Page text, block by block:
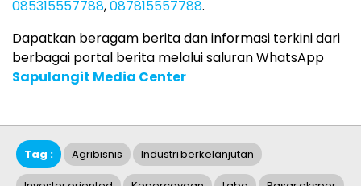
085315557788,087815557788.
Dapatkan beragam berita dan informasi terkini dari
berbagai portal berita melalui saluran WhatsApp
Sapulangit Media Center
Tag : Agribisnis Industri Berkelanjutan